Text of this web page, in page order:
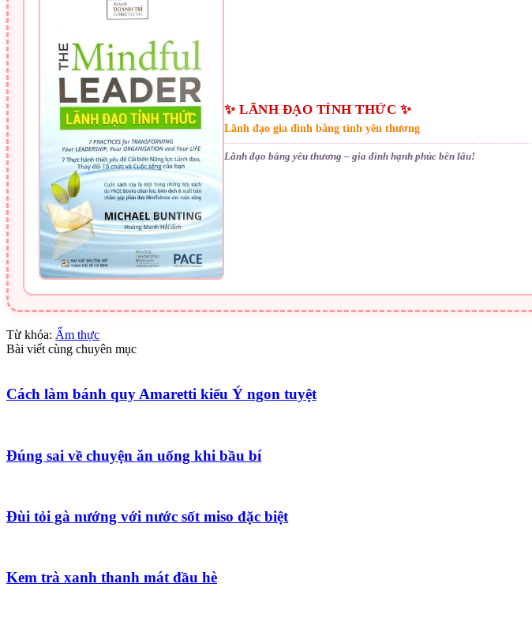
✨ LÃNH ĐẠO TỈNH THỨC ✨
Lãnh đạo gia đình bằng tình yêu thương
Lãnh đạo bằng yêu thương – gia đình hạnh phúc bền lâu!
Từ khóa: Ẩm thực
Bài viết cùng chuyên mục
Cách làm bánh quy Amaretti kiểu Ý ngon tuyệt
Đúng sai về chuyện ăn uống khi bầu bí
Đùi tỏi gà nướng với nước sốt miso đặc biệt
Kem trà xanh thanh mát đầu hè